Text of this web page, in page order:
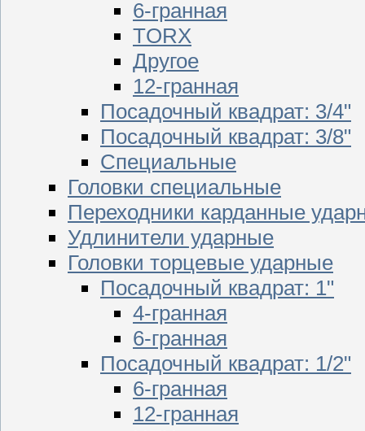
6-гранная
TORX
Другое
12-гранная
Посадочный квадрат: 3/4"
Посадочный квадрат: 3/8"
Специальные
Головки специальные
Переходники карданные
Удлинители ударные
Головки торцевые ударные
Посадочный квадрат: 1"
4-гранная
6-гранная
Посадочный квадрат: 1/2"
6-гранная
12-гранная